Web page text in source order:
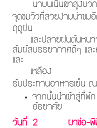
นาบนเนินเขาสูงบว
จุดชมวิวที่สวยงามน่าชมอี
ฤดูฝน
และปลายฝนต้นหนาว
สัมผัสบรรยากาศดีๆ และ
และ
เหลือง
รับประทานอาหารเย็น
จากนั้นนำเข้าสู่ที่พั
อัธยาศัย
วันที่ 2 ผาช่อ-